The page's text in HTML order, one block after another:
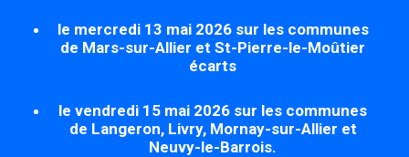
le mercredi 13 mai 2026 sur les communes
de Mars-sur-Allier et St-Pierre-le-Moûtier
écarts
le vendredi 15 mai 2026 sur les communes
de Langeron, Livry, Mornay-sur-Allier et
Neuvy-le-Barrois.